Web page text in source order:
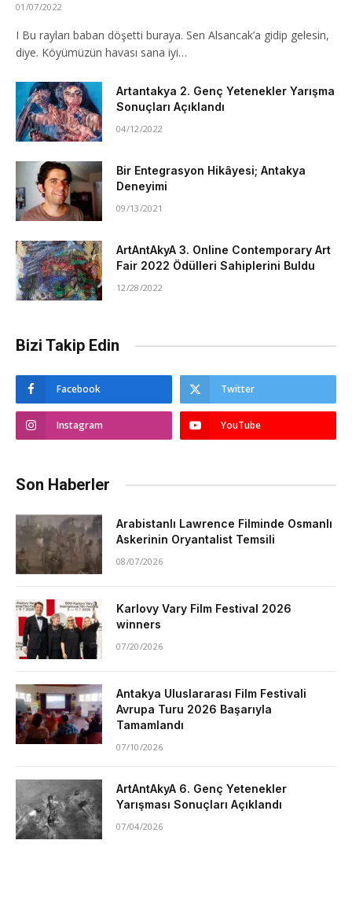
01/07/2022
I Bu rayları baban döşetti buraya. Sen Alsancak’a gidip gelesin,
diye. Köyümüzün havası sana iyi…
Artantakya 2. Genç Yetenekler Yarışma
Sonuçları Açıklandı
04/12/2022
Bir Entegrasyon Hikâyesi; Antakya
Deneyimi
09/13/2021
ArtAntAkyA 3. Online Contemporary Art
Fair 2022 Ödülleri Sahiplerini Buldu
12/28/2022
Bizi Takip Edin
Facebook Twitter
Instagram YouTube
Son Haberler
Arabistanlı Lawrence Filminde Osmanlı
Askerinin Oryantalist Temsili
08/07/2026
Karlovy Vary Film Festival 2026
winners
07/20/2026
Antakya Uluslararası Film Festivali
Avrupa Turu 2026 Başarıyla
Tamamlandı
07/10/2026
ArtAntAkyA 6. Genç Yetenekler
Yarışması Sonuçları Açıklandı
07/04/2026